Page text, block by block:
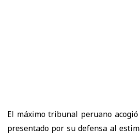
El máximo tribunal peruano
presentado por su defensa al